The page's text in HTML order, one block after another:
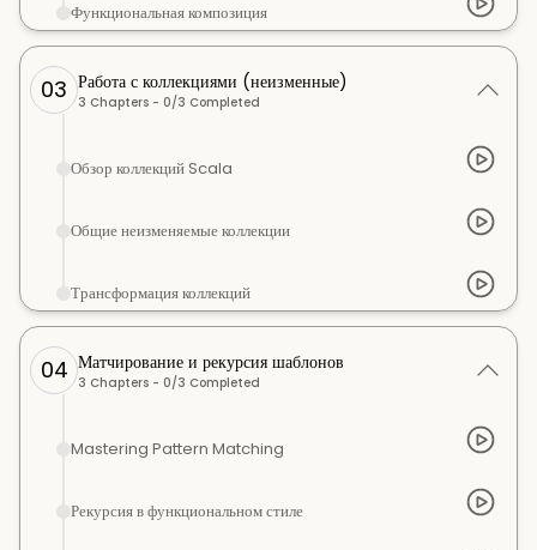
Функциональная композиция
03 Работа с коллекциями (неизменные)
3 Chapters - 0/3 Completed
Обзор коллекций Scala
Общие неизменяемые коллекции
Трансформация коллекций
04 Матчирование и рекурсия шаблонов
3 Chapters - 0/3 Completed
Mastering Pattern Matching
Рекурсия в функциональном стиле